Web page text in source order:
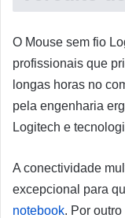
O Mouse sem fio
profissionais que
longas horas no
pela engenharia
Logitech e
A conectividade
excepcional para
notebook. Por